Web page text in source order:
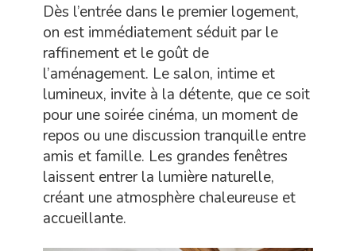
Dès l’entrée dans le premier logement,
on est immédiatement séduit par le
raffinement et le goût de
l’aménagement. Le salon, intime et
lumineux, invite à la détente, que ce soit
pour une soirée cinéma, un moment de
repos ou une discussion tranquille entre
amis et famille. Les grandes fenêtres
laissent entrer la lumière naturelle,
créant une atmosphère chaleureuse et
accueillante.